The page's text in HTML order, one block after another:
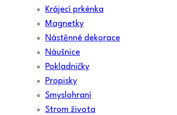
Krájecí prkénka
Magnetky
Nástěnné dekorace
Náušnice
Pokladničky
Propisky
Smyslohraní
Strom života